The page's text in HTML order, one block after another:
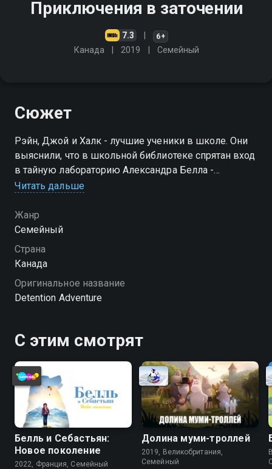
Приключения в заточении
7.3 6+
Канада 2019 Cемейный
Сюжет
Рэйн, Джой и Халк - лучшие ученики в школе. Они
выяснили, что в школьной библиотеке спрятан вход
в тайную лабораторию Александра Белла -
знаменитого учёного. С этого момента они решают
неприятности!
Читать дальше
Жанр
Cемейный
Страна
Канада
Оригинальное название
Detention Adventure
С этим смотрят
Белль и Себастьян:
Новое поколение
2022, Франция, Cемейный
Долина муми-троллей
2019, Великобритания,
Cемейный